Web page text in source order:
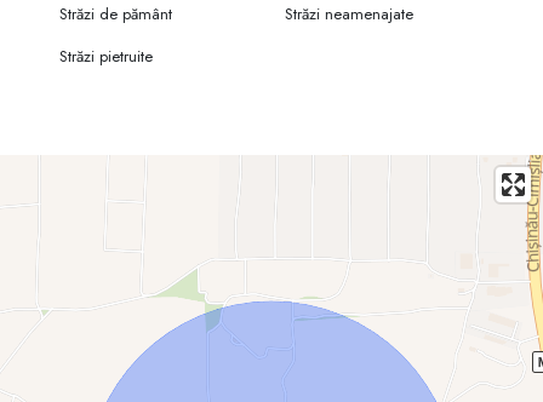
Străzi de pământ
Străzi neamenajate
Străzi pietruite